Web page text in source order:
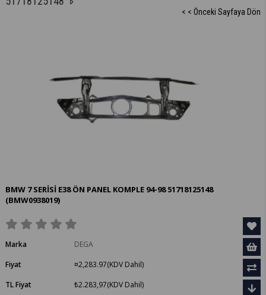
< < Önceki Sayfaya Dön
BMW 7 SERİSİ E38 ÖN PANEL KOMPLE 94-98 51718125148
(BMW0938019)
Marka
DEGA
Fiyat
¤2,283.97(KDV Dahil)
TL Fiyat
₺2.283,97(KDV Dahil)